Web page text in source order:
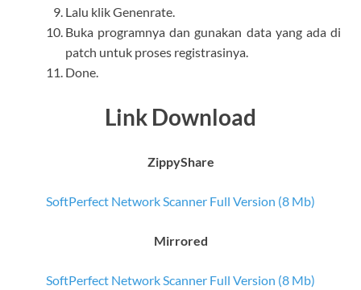
Lalu klik Genenrate.
Buka programnya dan gunakan data yang ada di
patch untuk proses registrasinya.
Done.
Link Download
ZippyShare
SoftPerfect Network Scanner Full Version (8 Mb)
Mirrored
SoftPerfect Network Scanner Full Version (8 Mb)